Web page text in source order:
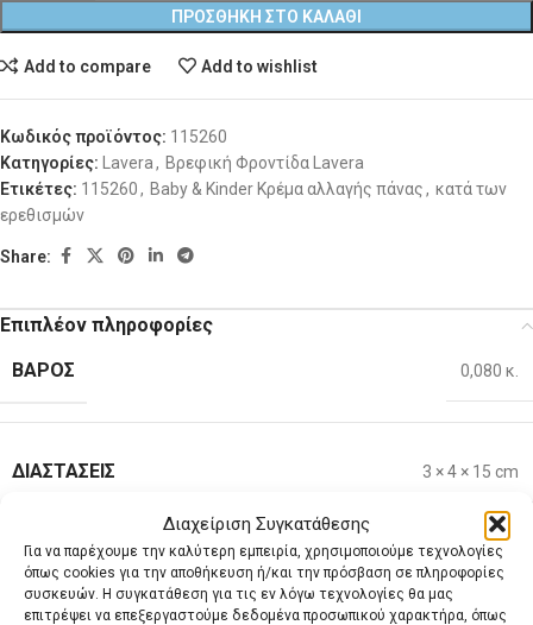
Διαχείριση Συγκατάθεσης
Για να παρέχουμε την καλύτερη εμπειρία, χρησιμοποιούμε τεχνολογίες
όπως cookies για την αποθήκευση ή/και την πρόσβαση σε πληροφορίες
συσκευών. Η συγκατάθεση για τις εν λόγω τεχνολογίες θα μας
επιτρέψει να επεξεργαστούμε δεδομένα προσωπικού χαρακτήρα, όπως
ΠΡΟΣΘΉΚΗ ΣΤΟ ΚΑΛΆΘΙ
Add to compare Add to wishlist
Κωδικός προϊόντος: 115260
Κατηγορίες:
Lavera, Βρεφική Φροντίδα Lavera
Ετικέτες: 115260, Baby & Kinder Κρέμα αλλαγής πάνας, κατά των
ερεθισμών
Share:
Επιπλέον πληροφορίες
ΒΆΡΟΣ
0,080 κ.
ΔΙΑΣΤΆΣΕΙΣ 3 × 4 × 15 cm
Αξιολογήσεις (0)
Επιπλέον πληροφορίες